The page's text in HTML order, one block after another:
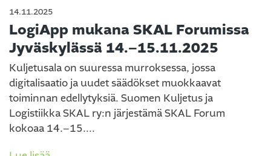
14.11.2025
LogiApp mukana SKAL Forumissa
Jyväskylässä 14.–15.11.2025
Kuljetusala on suuressa murroksessa, jossa
digitalisaatio ja uudet säädökset muokkaavat
toiminnan edellytyksiä. Suomen Kuljetus ja
Logistiikka SKAL ry:n järjestämä SKAL Forum
kokoaa 14.–15....